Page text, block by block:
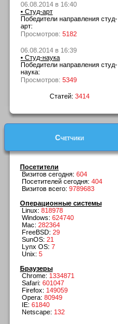
06.08.2014 в 16:40
• Студ-арт
Победители направления студ-
арт:
Просмотров: 5182
06.08.2014 в 16:39
• Студ-наука
Победители направления студ-
наука:
Просмотров: 5349
Статей: 3414
Счетчики
Посетители
Визитов сегодня: 604
Посетителей сегодня: 404
Визитов всего: 9789683
Операционные системы
Linux: 818978
Windows: 624740
Mac: 282364
FreeBSD: 29
SunOS: 21
Lynx OS: 7
Unix: 5
Браузеры
Chrome: 1334871
Safari: 601047
Firefox: 149059
Opera: 80949
IE: 61840
Netscape: 132